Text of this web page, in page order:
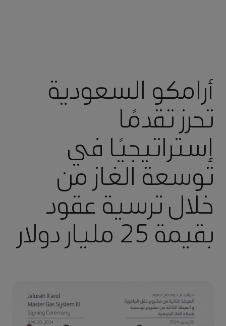
أرامكو السعودية
تحرز تقدمًا
إستراتيجيًا في
توسعة الغاز من
خلال ترسية عقود
بقيمة 25 مليار دولار